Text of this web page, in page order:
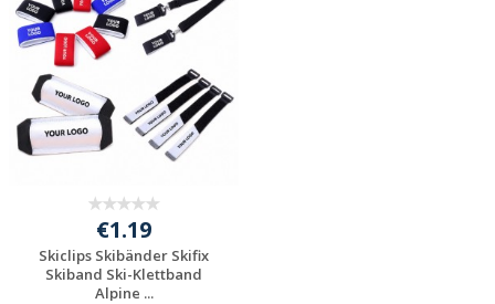
€1.19
Skiclips Skibänder Skifix
Skiband Ski-Klettband
Alpine ...